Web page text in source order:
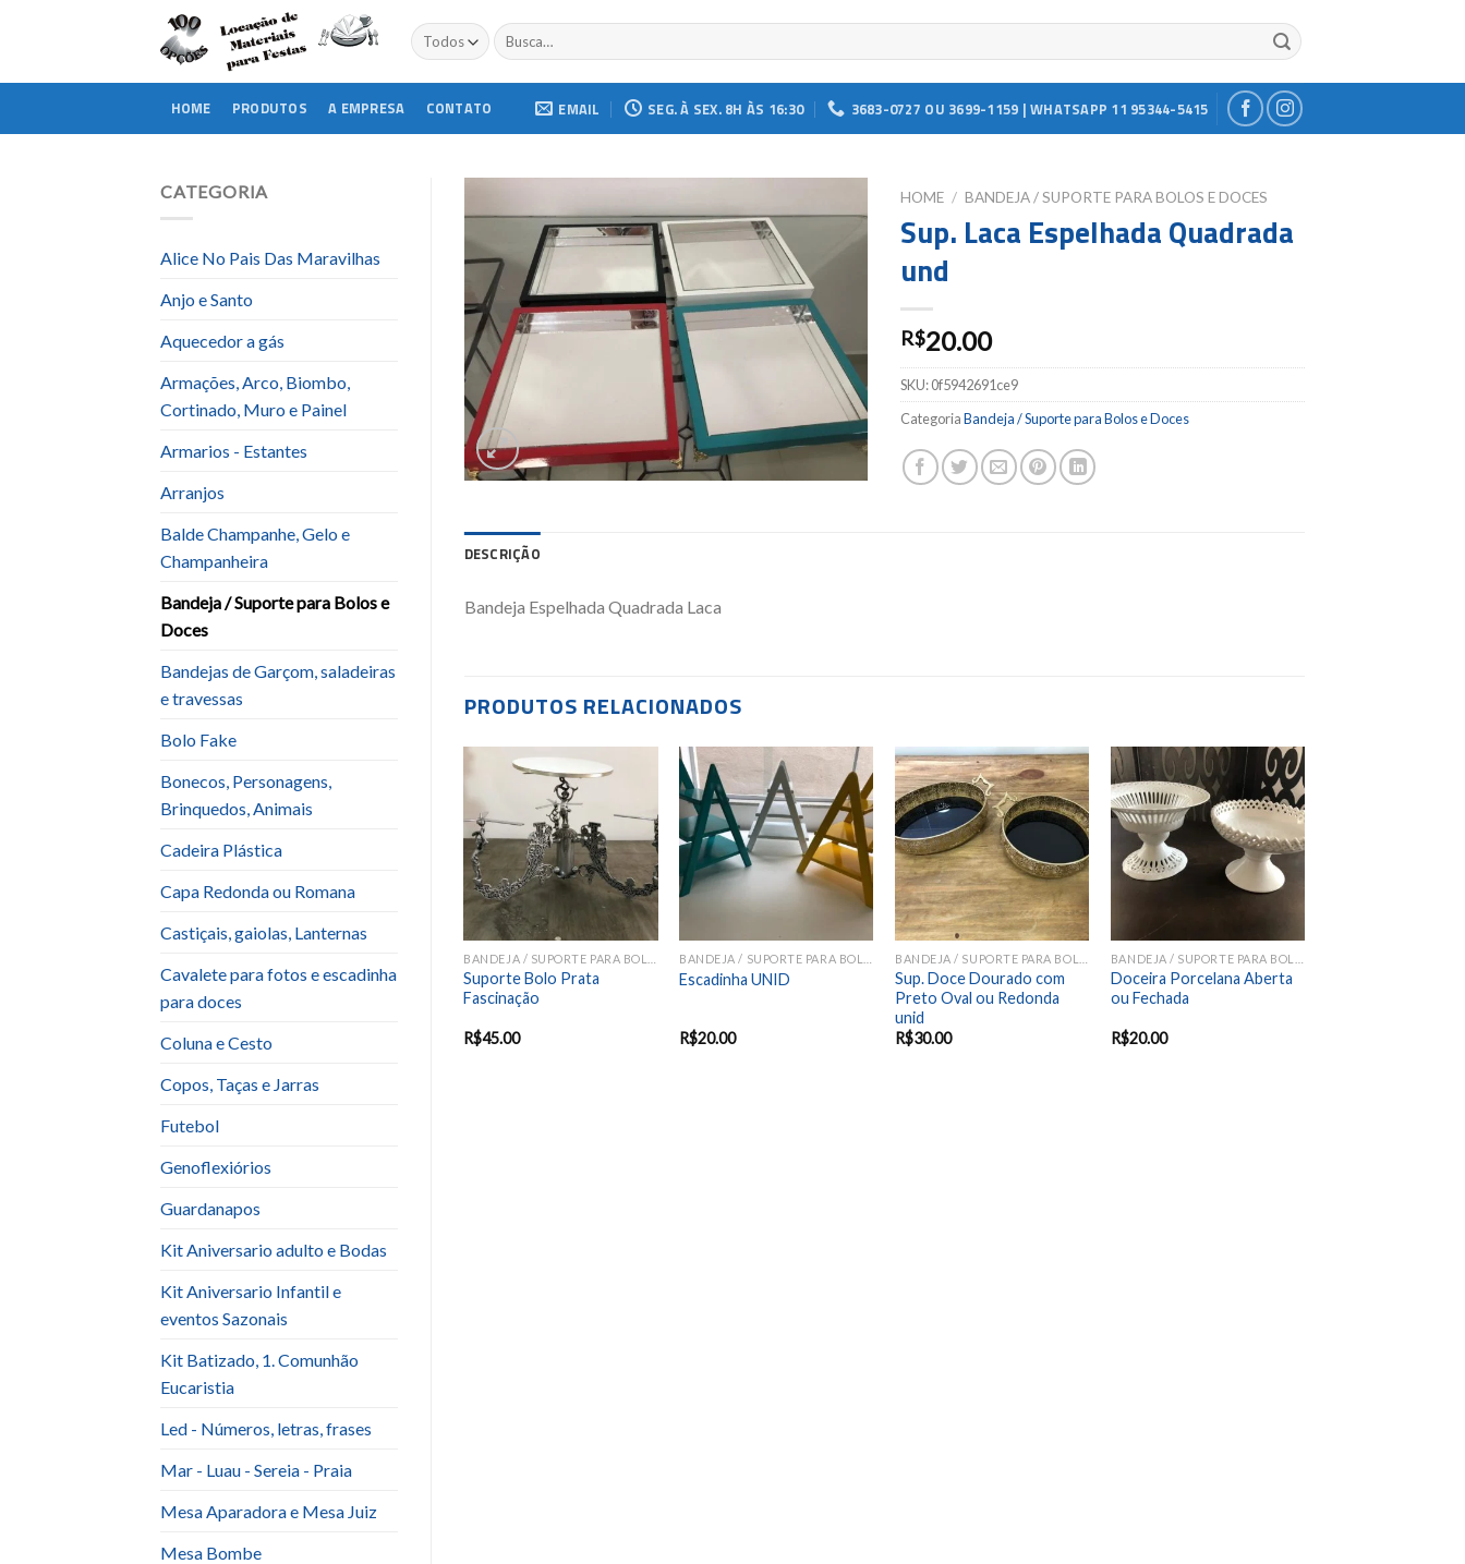
Buscar
por:
HOME PRODUTOS A EMPRESA CONTATO EMAIL SEG. À SEX. 8H ÀS 16:30 3683-0727 OU 3699-1159 | WHATSAPP 11 95344-5415
CATEGORIA
Alice No Pais Das Maravilhas
Anjo e Santo
Aquecedor a gás
Armações, Arco, Biombo,
Cortinado, Muro e Painel
Armarios - Estantes
Arranjos
Balde Champanhe, Gelo e
Champanheira
Bandeja / Suporte para Bolos e
Doces
Bandejas de Garçom, saladeiras
e travessas
Bolo Fake
Bonecos, Personagens,
Brinquedos, Animais
Cadeira Plástica
Capa Redonda ou Romana
Castiçais, gaiolas, Lanternas
Cavalete para fotos e escadinha
para doces
Coluna e Cesto
Copos, Taças e Jarras
Futebol
Genoflexiórios
Guardanapos
Kit Aniversario adulto e Bodas
Kit Aniversario Infantil e
eventos Sazonais
Kit Batizado, 1. Comunhão
Eucaristia
Led - Números, letras, frases
Mar - Luau - Sereia - Praia
Mesa Aparadora e Mesa Juiz
Mesa Bombe
wishlist
HOME / BANDEJA / SUPORTE PARA BOLOS E DOCES
Sup. Laca Espelhada Quadrada
und
R$20.00
SKU:0f5942691ce9
CategoriaBandeja / Suporte para Bolos e Doces
DESCRIÇÃO
Bandeja Espelhada Quadrada Laca
PRODUTOS RELACIONADOS
wishlist
Suporte Bolo Prata
Fascinação
R$45.00
Add to
wishlist
Escadinha UNID
R$20.00
Add to
wishlist
Sup. Doce Dourado com
Preto Oval ou Redonda
unid
R$30.00
Add to
wishlist
Doceira Porcelana Aberta
ou Fechada
R$20.00
Add to
wishlist
Bandeja Espelhada c\ Cristal
R$25.00